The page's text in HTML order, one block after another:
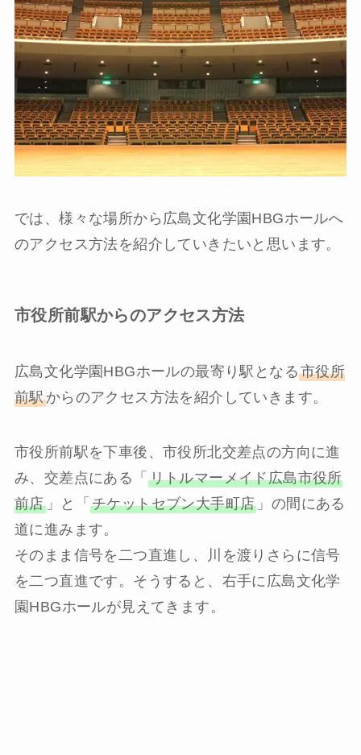
では、様々な場所から広島文化学園HBGホールへ
のアクセス方法を紹介していきたいと思います。
市役所前駅からのアクセス方法
広島文化学園HBGホールの最寄り駅となる市役所
前駅からのアクセス方法を紹介していきます。
市役所前駅を下車後、市役所北交差点の方向に進
み、交差点にある「 リトルマーメイド広島市役所
前店」と「 チケットセブン大手町店 」の間にある
道に進みます。
そのまま信号を二つ直進し、川を渡りさらに信号
を二つ直進です。そうすると、右手に広島文化学
園HBGホールが見えてきます。